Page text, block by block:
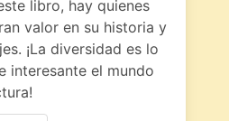
libro, hay quienes
valor en su historia y
¡La diversidad es lo
interesante el mundo